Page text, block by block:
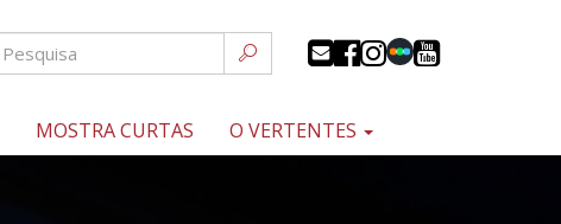
MOSTRA CURTAS O VERTENTES